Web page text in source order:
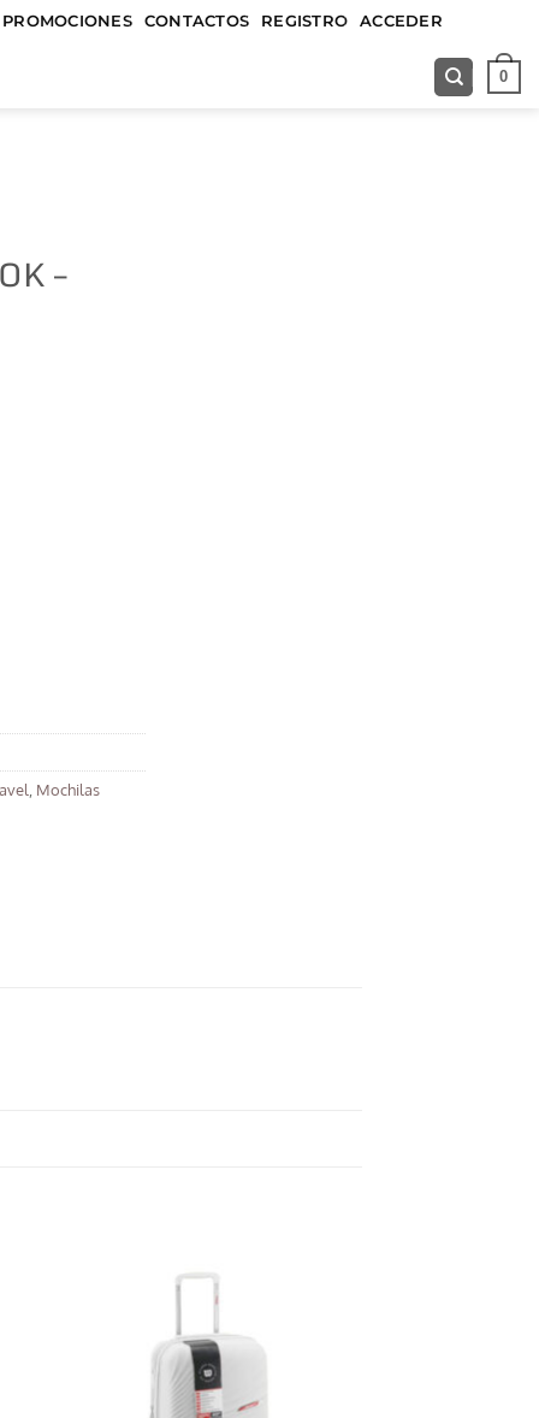
PROMOCIONES CONTACTOS REGISTRO ACCEDER
0
–
Mochilas